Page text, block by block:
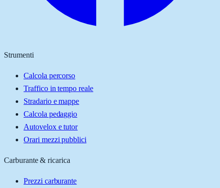
Strumenti
Calcola percorso
Traffico in tempo reale
Stradario e mappe
Calcola pedaggio
Autovelox e tutor
Orari mezzi pubblici
Carburante & ricarica
Prezzi carburante